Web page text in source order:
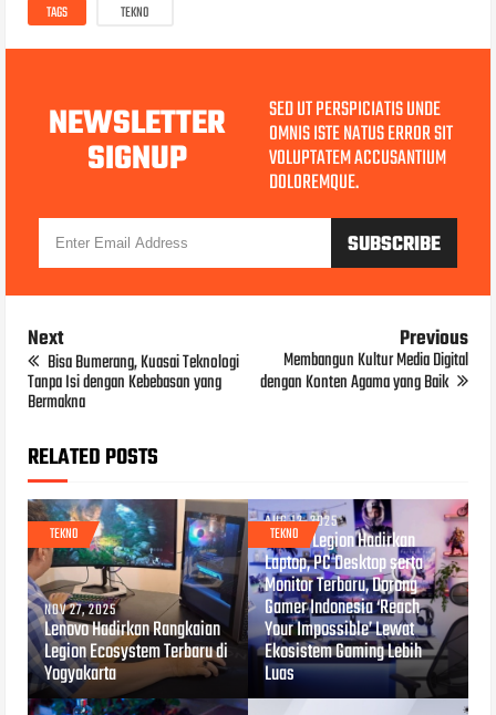
TAGS TEKNO
NEWSLETTER
SIGNUP
SED UT PERSPICIATIS UNDE
OMNIS ISTE NATUS ERROR SIT
VOLUPTATEM ACCUSANTIUM
DOLOREMQUE.
Next
Bisa Bumerang, Kuasai Teknologi
Tanpa Isi dengan Kebebasan yang
Bermakna
Previous
Membangun Kultur Media Digital
dengan Konten Agama yang Baik
RELATED POSTS
TEKNO
NOV 27, 2025
Lenovo Hadirkan Rangkaian
Legion Ecosystem Terbaru di
Yogyakarta
TEKNO
AUG 12, 2025
Lenovo Legion Hadirkan
Laptop, PC Desktop serta
Monitor Terbaru, Dorong
Gamer Indonesia ‘Reach
Your Impossible’ Lewat
Ekosistem Gaming Lebih
Luas